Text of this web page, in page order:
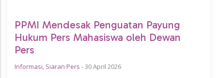
PPMI Mendesak Penguatan Payung
Hukum Pers Mahasiswa oleh Dewan
Pers
Informasi, Siaran Pers -30 April 2026